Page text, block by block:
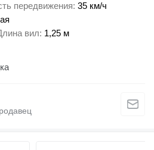
передвижения 35 км/ч
вил 1,25 м